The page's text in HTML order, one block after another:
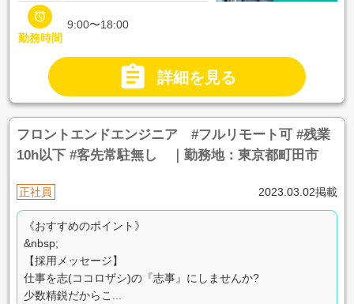

勤務時間
9:00〜18:00
 詳細を見る
フロントエンドエンジニア #フルリモート可 #残業
10h以下 #客先常駐無し ｜勤務地：東京都町田市
正社員 2023.03.02掲載
《おすすめのポイント》
&nbsp;
【採用メッセージ】
仕事を志(ココロザシ)の『志事』にしませんか?
少数精鋭だからこ...